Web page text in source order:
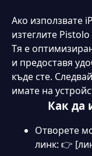
Ако използвате
изтеглите
Тя е
и предоставя
къде сте.
имате на
Как да
Отворете
линк: 👉